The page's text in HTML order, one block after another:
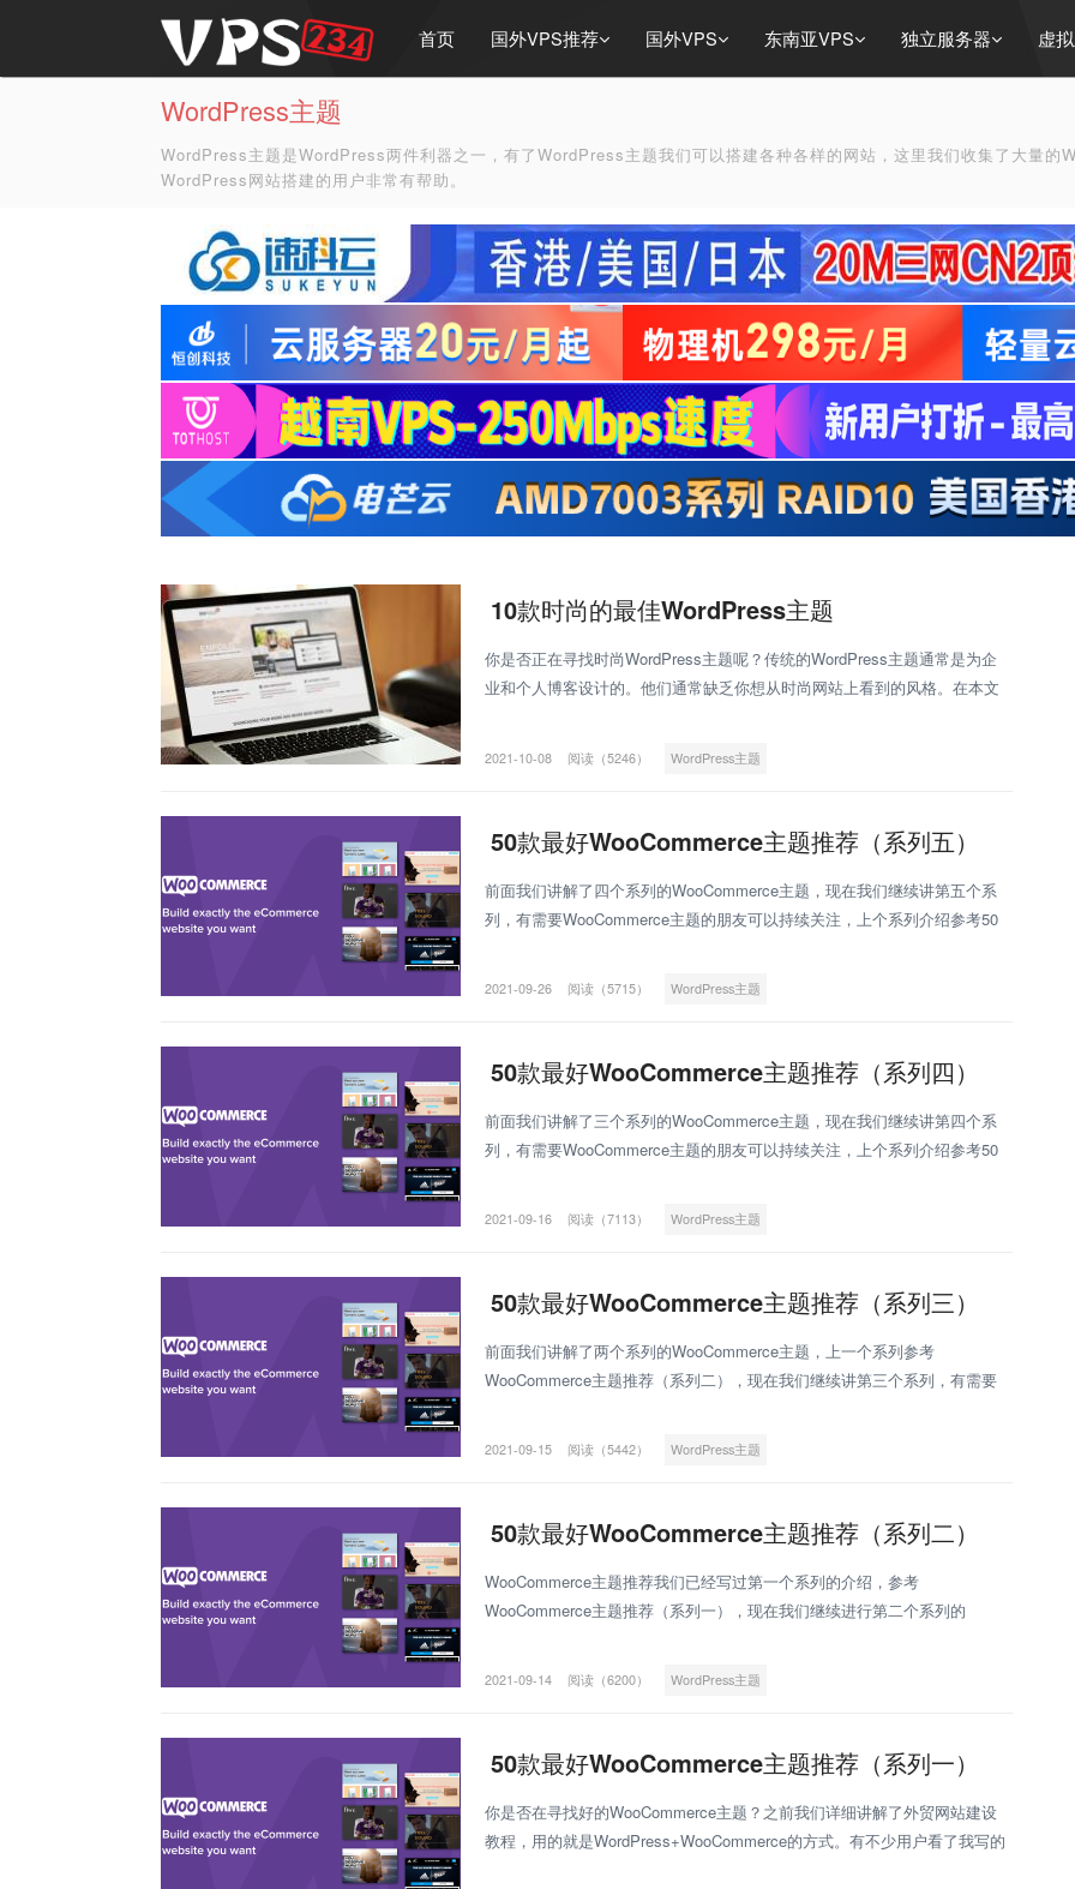
首页 国外VPS推荐 国外VPS 东南亚VPS 独立服务器 虚
WordPress主题
WordPress主题是WordPress两件利器之一，有了WordPress主题我们可以搭建各种各样的网站，这里我们收集了大量的
WordPress网站搭建的用户非常有帮助。
10款时尚的最佳WordPress主题
你是否正在寻找时尚WordPress主题呢？传统的WordPress主题通常是为企
业和个人博客设计的。他们通常缺乏你想从时尚网站上看到的风格。在本文
2021-10-08 阅读（5246） WordPress主题
50款最好WooCommerce主题推荐（系列五）
前面我们讲解了四个系列的WooCommerce主题，现在我们继续讲第五个系
列，有需要WooCommerce主题的朋友可以持续关注，上个系列介绍参考50
2021-09-26 阅读（5715） WordPress主题
50款最好WooCommerce主题推荐（系列四）
前面我们讲解了三个系列的WooCommerce主题，现在我们继续讲第四个系
列，有需要WooCommerce主题的朋友可以持续关注，上个系列介绍参考50
2021-09-16 阅读（7113） WordPress主题
50款最好WooCommerce主题推荐（系列三）
前面我们讲解了两个系列的WooCommerce主题，上一个系列参考
WooCommerce主题推荐（系列二），现在我们继续讲第三个系列，有需要
2021-09-15 阅读（5442） WordPress主题
50款最好WooCommerce主题推荐（系列二）
WooCommerce主题推荐我们已经写过第一个系列的介绍，参考
WooCommerce主题推荐（系列一），现在我们继续进行第二个系列的
2021-09-14 阅读（6200） WordPress主题
50款最好WooCommerce主题推荐（系列一）
你是否在寻找好的WooCommerce主题？之前我们详细讲解了外贸网站建设
教程，用的就是WordPress+WooCommerce的方式。有不少用户看了我写的